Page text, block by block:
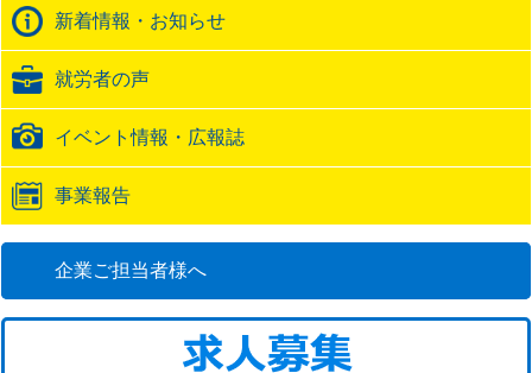
バ
ッ
URL
新着情報・お知らせ
就労者の声
イベント情報・広報誌
事業報告
企業ご担当者様へ